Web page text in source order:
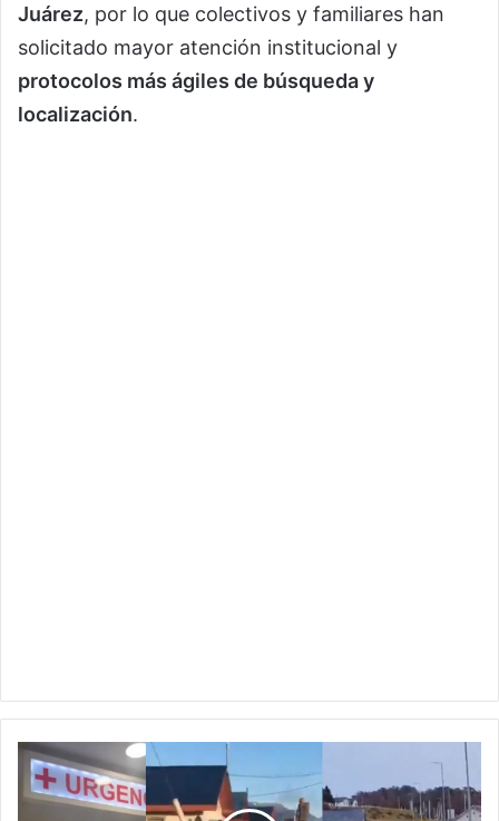
Juárez, por lo que colectivos y familiares han
solicitado mayor atención institucional y
protocolos más ágiles de búsqueda y
localización.
Terremoto
de
magnitud